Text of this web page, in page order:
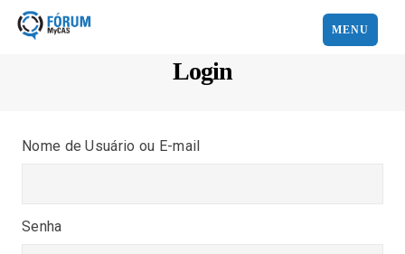
MENU
Login
Nome de Usuário ou E-mail
Senha